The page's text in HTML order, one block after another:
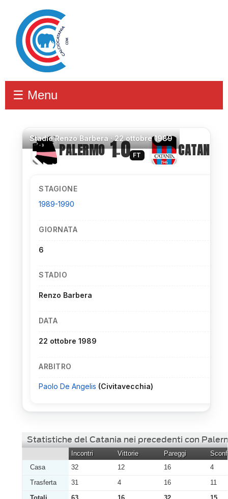
☰ Menu
StadioRenzo Barbera ·22 ottobre 1989
PALERMO 1–0 FT CATANIA
STAGIONE
1989-1990
GIORNATA
6
STADIO
Renzo Barbera
DATA
22 ottobre 1989
ARBITRO
Paolo De Angelis (Civitavecchia)
Statistiche del Catania nei precedenti con
Incontri Vittorie Pareggi
Casa
32 12 16
4
Trasferta
31 4 16
11